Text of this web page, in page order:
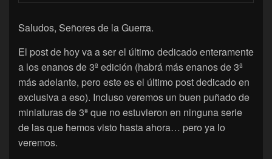
Saludos, Señores de la Guerra.
El post de hoy va a ser el último dedicado enteramente
a los enanos de 3ª edición (habrá más enanos de 3ª
más adelante, pero este es el último post dedicado en
exclusiva a eso). Incluso veremos un buen puñado de
miniaturas de 3ª que no estuvieron en ninguna serie
de las que hemos visto hasta ahora… pero ya lo
veremos.